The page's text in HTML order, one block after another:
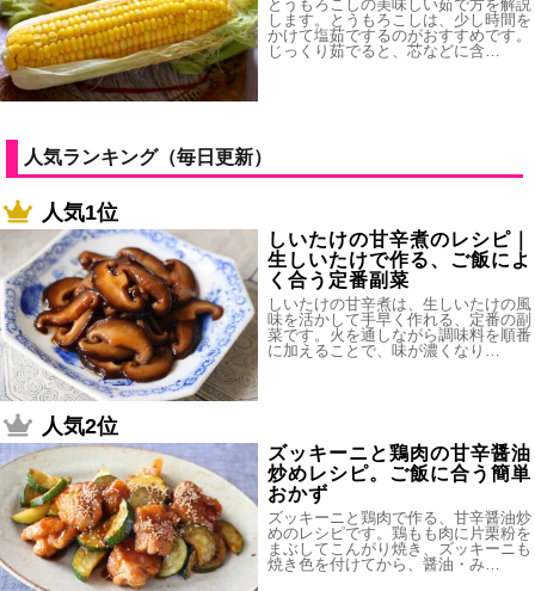
とうもろこしの美味しい茹で方を解説
します。とうもろこしは、少し時間を
かけて塩茹でするのがおすすめです。
じっくり茹でると、芯などに含…
人気ランキング（毎日更新）
人気1位
しいたけの甘辛煮のレシピ｜
生しいたけで作る、ご飯によ
く合う定番副菜
しいたけの甘辛煮は、生しいたけの風
味を活かして手早く作れる、定番の副
菜です。火を通しながら調味料を順番
に加えることで、味が濃くなり…
人気2位
ズッキーニと鶏肉の甘辛醤油
炒めレシピ。ご飯に合う簡単
おかず
ズッキーニと鶏肉で作る、甘辛醤油炒
めのレシピです。鶏もも肉に片栗粉を
まぶしてこんがり焼き、ズッキーニも
焼き色を付けてから、醤油・み…